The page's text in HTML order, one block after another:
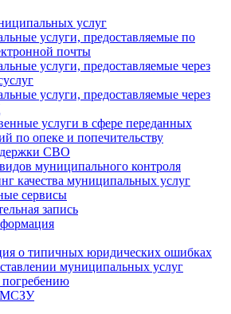
услуг
услуги, предоставляемые по
почты
услуги, предоставляемые через
услуги, предоставляемые через
услуги в сфере переданных
по опеке и попечительству
СВО
муниципального контроля
качества муниципальных услуг
сервисы
запись
о типичных юридических ошибках
муниципальных услуг
погребению
МСЗУ